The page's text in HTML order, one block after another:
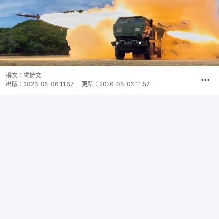
撰文： 盧詩文
出版： 2026-08-06 11:57 更新： 2026-08-06 11:57